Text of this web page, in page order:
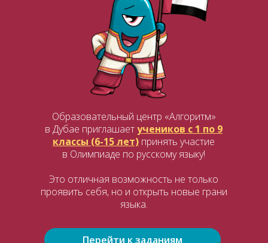
Образовательный центр «Алгоритм»
в Дубае приглашаетучеников с 1 по 9
классы (6-15 лет) принять участие
в Олимпиаде по русскому языку!
Это отличная возможность не только
проявить себя, но и открыть новые грани
языка.
Перейти к заданиям